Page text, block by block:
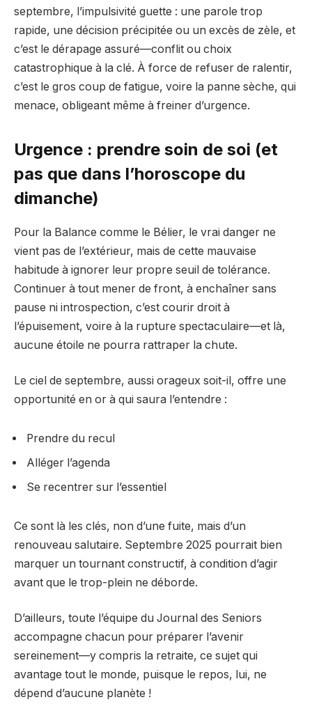
septembre, l’impulsivité guette : une parole trop
rapide, une décision précipitée ou un excès de zèle, et
c’est le dérapage assuré—conflit ou choix
catastrophique à la clé. À force de refuser de ralentir,
c’est le gros coup de fatigue, voire la panne sèche, qui
menace, obligeant même à freiner d’urgence.
Urgence : prendre soin de soi (et
pas que dans l’horoscope du
dimanche)
Pour la Balance comme le Bélier, le vrai danger ne
vient pas de l’extérieur, mais de cette mauvaise
habitude à ignorer leur propre seuil de tolérance.
Continuer à tout mener de front, à enchaîner sans
pause ni introspection, c’est courir droit à
l’épuisement, voire à la rupture spectaculaire—et là,
aucune étoile ne pourra rattraper la chute.
Le ciel de septembre, aussi orageux soit-il, offre une
opportunité en or à qui saura l’entendre :
Prendre du recul
Alléger l’agenda
Se recentrer sur l’essentiel
Ce sont là les clés, non d’une fuite, mais d’un
renouveau salutaire. Septembre 2025 pourrait bien
marquer un tournant constructif, à condition d’agir
avant que le trop-plein ne déborde.
D’ailleurs, toute l’équipe du Journal des Seniors
accompagne chacun pour préparer l’avenir
sereinement—y compris la retraite, ce sujet qui
avantage tout le monde, puisque le repos, lui, ne
dépend d’aucune planète !